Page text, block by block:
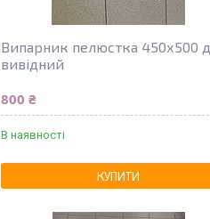
Випарник пелюстка 450х500
вивідний
800 ₴
В наявності
КУПИТИ